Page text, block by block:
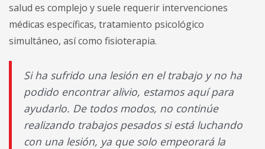
salud es complejo y suele requerir intervenciones
médicas específicas, tratamiento psicológico
simultáneo, así como fisioterapia.
Si ha sufrido una lesión en el trabajo y no ha
podido encontrar alivio, estamos aquí para
ayudarlo. De todos modos, no continúe
realizando trabajos pesados si está luchando
con una lesión, ya que solo empeorará la